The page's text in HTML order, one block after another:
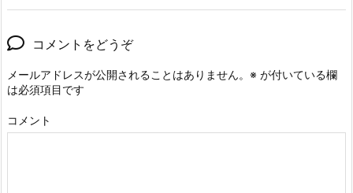
コメントをどうぞ
メールアドレスが公開されることはありません。 ※ が付いている欄
は必須項目です
コメント